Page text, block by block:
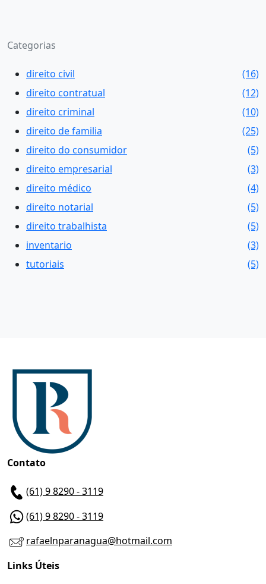
Categorias
direito civil
(16)
direito contratual
(12)
direito criminal
(10)
direito de familia
(25)
direito do consumidor
(5)
direito empresarial
(3)
direito médico
(4)
direito notarial
(5)
direito trabalhista
(5)
inventario
(3)
tutoriais
(5)
Contato
(61) 9 8290 - 3119
(61) 9 8290 - 3119
rafaelnparanagua@hotmail.com
Links Úteis